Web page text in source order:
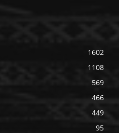
1602
1108
569
466
449
95